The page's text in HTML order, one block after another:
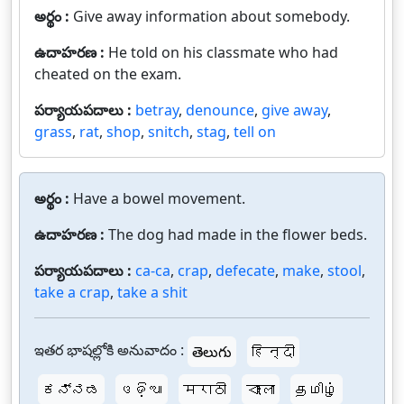
అర్థం : Give away information about somebody.
ఉదాహరణ : He told on his classmate who had
cheated on the exam.
పర్యాయపదాలు : betray, denounce, give away,
grass, rat, shop, snitch, stag, tell on
అర్థం : Have a bowel movement.
ఉదాహరణ : The dog had made in the flower beds.
పర్యాయపదాలు : ca-ca, crap, defecate, make, stool,
take a crap, take a shit
ఇతర భాషల్లోకి అనువాదం : తెలుగు
हिन्दी
ಕನ್ನಡ
ଓଡ଼ିଆ मराठी বাংলা
தமிழ்